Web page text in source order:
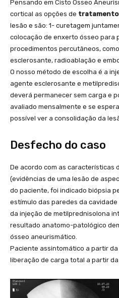
Pensando em Cisto Ósseo
cortical as opções de tratamento
lesão e são: 1- curetagem
colocação de enxerto ósseo para
procedimentos percutâneos,
esclerosante, radioablação e
O nosso método de escolha é a
agente esclerosante e
deverá permanecer sem carga e
avaliado mensalmente e se
possível ver a consolidação da
Desfecho do caso
De acordo com as características
(evidências de uma lesão de
do paciente, foi indicado biópsia
estímulo das paredes da
da injeção de metilprednisolona
resultado anatomo-patológico
ósseo aneurismático.
Paciente assintomático a partir
liberação de carga total a partir